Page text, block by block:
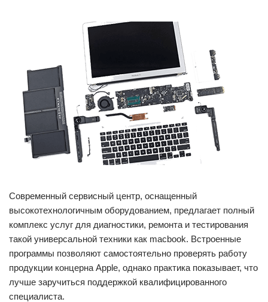
Современный сервисный центр, оснащенный
высокотехнологичным оборудованием, предлагает полный
комплекс услуг для диагностики, ремонта и тестирования
такой универсальной техники как macbook. Встроенные
программы позволяют самостоятельно проверять работу
продукции концерна Apple, однако практика показывает, что
лучше заручиться поддержкой квалифицированного
специалиста.